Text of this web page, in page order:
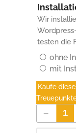
Wir
testen die
ohne
mit
Kaufe
Ebay Bewertungen Wordpress Plugin Anzahl